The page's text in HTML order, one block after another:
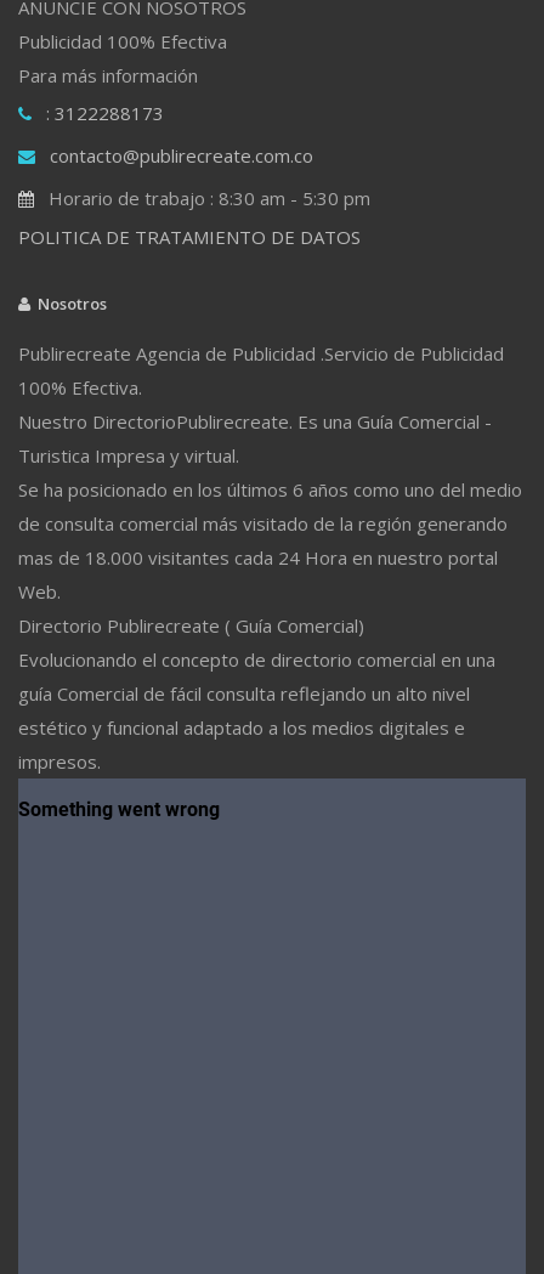
ANUNCIE CON NOSOTROS
Publicidad 100% Efectiva
Para más información
: 3122288173
contacto@publirecreate.com.co
Horario de trabajo : 8:30 am - 5:30 pm
POLITICA DE TRATAMIENTO DE DATOS
Nosotros
Publirecreate Agencia de Publicidad .Servicio de Publicidad
100% Efectiva.
Nuestro DirectorioPublirecreate. Es una Guía Comercial -
Turistica Impresa y virtual.
Se ha posicionado en los últimos 6 años como uno del medio
de consulta comercial más visitado de la región generando
mas de 18.000 visitantes cada 24 Hora en nuestro portal
Web.
Directorio Publirecreate ( Guía Comercial)
Evolucionando el concepto de directorio comercial en una
guía Comercial de fácil consulta reflejando un alto nivel
estético y funcional adaptado a los medios digitales e
impresos.